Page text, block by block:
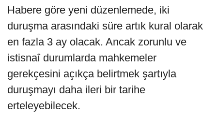
Habere göre yeni düzenlemede, iki
duruşma arasındaki süre artık kural olarak
en fazla 3 ay olacak. Ancak zorunlu ve
istisnaî durumlarda mahkemeler
gerekçesini açıkça belirtmek şartıyla
duruşmayı daha ileri bir tarihe
erteleyebilecek.